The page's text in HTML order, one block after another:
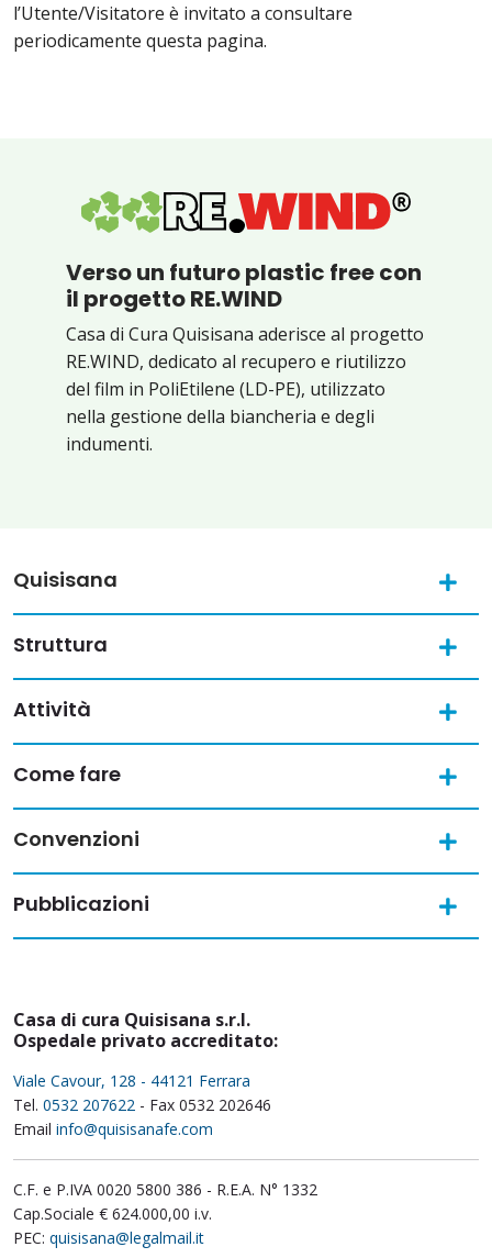
l’Utente/Visitatore è invitato a consultare
periodicamente questa pagina.
Verso un futuro plastic free con
il progetto RE.WIND
Casa di Cura Quisisana aderisce al progetto
RE.WIND, dedicato al recupero e riutilizzo
del film in PoliEtilene (LD-PE), utilizzato
nella gestione della biancheria e degli
indumenti.
Quisisana
Struttura
Attività
Come fare
Convenzioni
Pubblicazioni
Casa di cura Quisisana s.r.l.
Ospedale privato accreditato:
Viale Cavour, 128 - 44121 Ferrara
Tel. 0532 207622 - Fax 0532 202646
Email info@quisisanafe.com
C.F. e P.IVA 0020 5800 386 - R.E.A. N° 1332
Cap.Sociale € 624.000,00 i.v.
PEC: quisisana@legalmail.it